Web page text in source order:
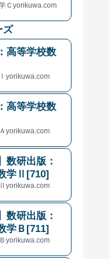
Ｃyorikuwa.com
ズ
高等学校数
高等学校数
yorikuwa.com
数研出版：
学Ⅱ[710]
数研出版：
学Ｂ[711]
yorikuwa.com